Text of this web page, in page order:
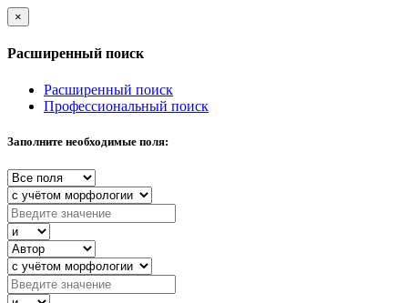
×
Расширенный поиск
Расширенный поиск
Профессиональный поиск
Заполните необходимые поля: